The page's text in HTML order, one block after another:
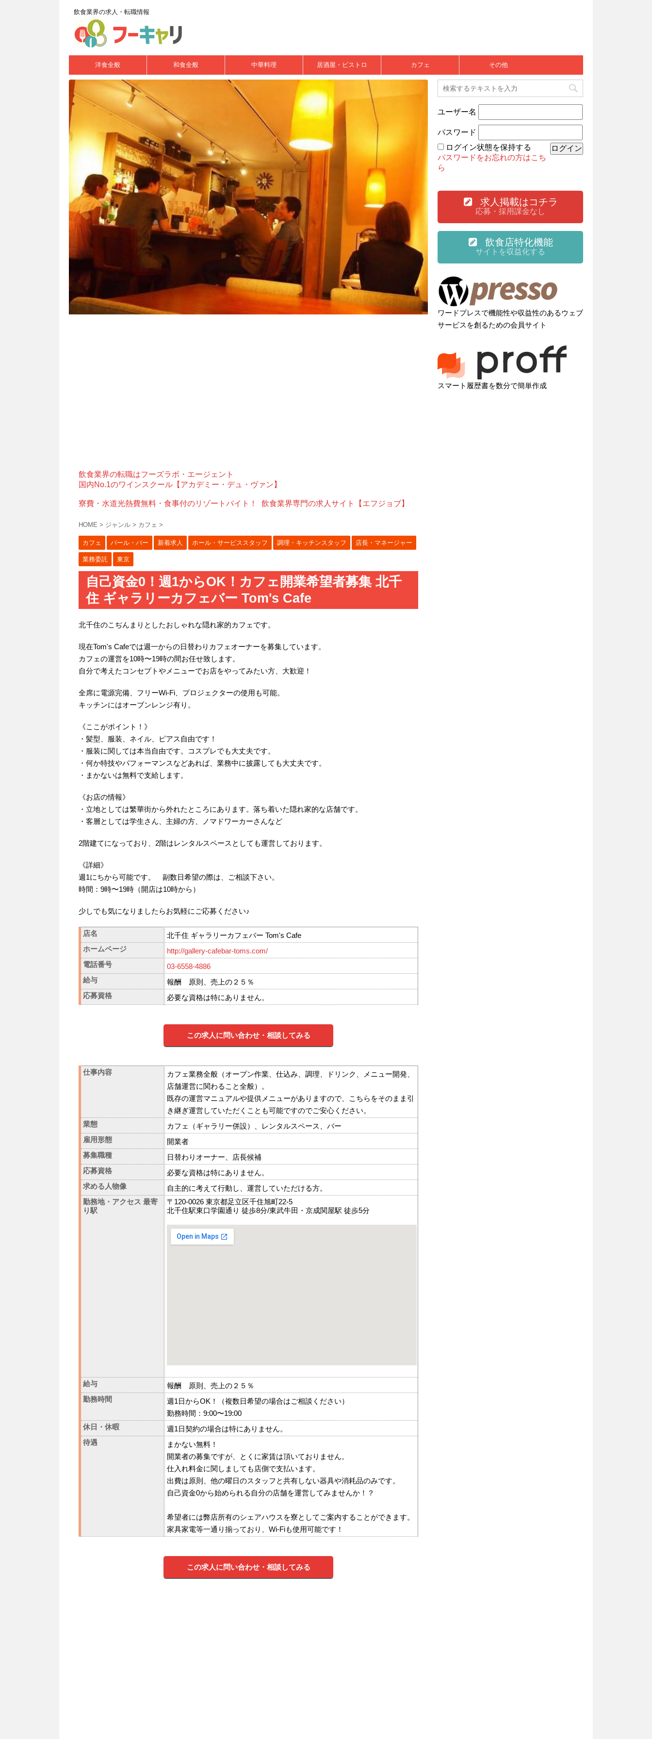
飲食業界の求人・転職情報
洋食全般 和食全般 中華料理 居酒屋・ビストロ カフェ その他
飲食業界の転職はフーズラボ・エージェント
国内No.1のワインスクール【アカデミー・デュ・ヴァン】
寮費・水道光熱費無料・食事付のリゾートバイト！ 飲食業界専門の求人サイト【エフジョブ】
HOME > ジャンル > カフェ >
カフェ バール・バー 新着求人 ホール・サービススタッフ 調理・キッチンスタッフ 店長・マネージャー
業務委託 東京
自己資金0！週1からOK！カフェ開業希望者募集 北千
住 ギャラリーカフェバー Tom's Cafe
北千住のこぢんまりとしたおしゃれな隠れ家的カフェです。
現在Tom's Cafeでは週一からの日替わりカフェオーナーを募集しています。
カフェの運営を10時〜19時の間お任せ致します。
自分で考えたコンセプトやメニューでお店をやってみたい方、大歓迎！
全席に電源完備、フリーWi-Fi、プロジェクターの使用も可能。
キッチンにはオーブンレンジ有り。
《ここがポイント！》
・髪型、服装、ネイル、ピアス自由です！
・服装に関しては本当自由です。コスプレでも大丈夫です。
・何か特技やパフォーマンスなどあれば、業務中に披露しても大丈夫です。
・まかないは無料で支給します。
《お店の情報》
・立地としては繁華街から外れたところにあります。落ち着いた隠れ家的な店舗です。
・客層としては学生さん、主婦の方、ノマドワーカーさんなど
2階建てになっており、2階はレンタルスペースとしても運営しております。
《詳細》
週1にちから可能です。 副数日希望の際は、ご相談下さい。
時間：9時〜19時（開店は10時から）
少しでも気になりましたらお気軽にご応募ください♪
店名
北千住 ギャラリーカフェバー Tom's Cafe
ホームページ
http://gallery-cafebar-toms.com/
電話番号
03-6558-4886
給与
報酬 原則、売上の２５％
応募資格
必要な資格は特にありません。
この求人に問い合わせ・相談してみる
仕事内容
カフェ業務全般（オープン作業、仕込み、調理、ドリンク、メニュー開発、
店舗運営に関わること全般）。
既存の運営マニュアルや提供メニューがありますので、こちらをそのまま引
き継ぎ運営していただくことも可能ですのでご安心ください。
業態
カフェ（ギャラリー併設）、レンタルスペース、バー
雇用形態
開業者
募集職種
日替わりオーナー、店長候補
応募資格
必要な資格は特にありません。
求める人物像
自主的に考えて行動し、運営していただける方。
勤務地・アクセス 最寄
り駅
〒120-0026 東京都足立区千住旭町22-5
北千住駅東口学園通り 徒歩8分/東武牛田・京成関屋駅 徒歩5分
給与
報酬 原則、売上の２５％
勤務時間
週1日からOK！（複数日希望の場合はご相談ください）
勤務時間：9:00〜19:00
休日・休暇
週1日契約の場合は特にありません。
待遇
まかない無料！
開業者の募集ですが、とくに家賃は頂いておりません。
仕入れ料金に関しましても店側で支払います。
出費は原則、他の曜日のスタッフと共有しない器具や消耗品のみです。
自己資金0から始められる自分の店舗を運営してみませんか！？
希望者には弊店所有のシェアハウスを寮としてご案内することができます。
家具家電等一通り揃っており、Wi-Fiも使用可能です！
この求人に問い合わせ・相談してみる
ユーザー名
パスワード
ログイン状態を保持する
パスワードをお忘れの方はこち
ら
求人掲載はコチラ
応募・採用課金なし
飲食店特化機能
サイトを収益化する
ワードプレスで機能性や収益性のあるウェブ
サービスを創るための会員サイト
スマート履歴書を数分で簡単作成